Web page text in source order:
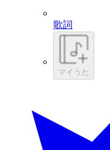
歌詞
マイうた